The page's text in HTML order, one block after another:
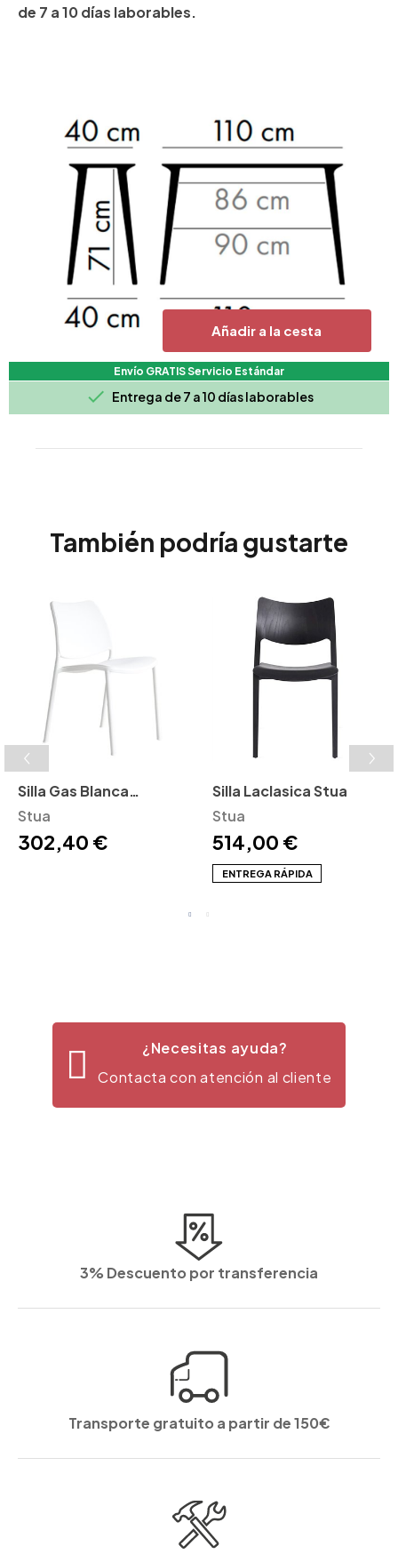
Añadir a la cesta
Envío GRATIS Servicio Estándar
 Entrega de 7 a 10 días laborables
de 7 a 10 días laborables.
También podría gustarte
Silla Gas Blanca
Polipropileno Stua
Stua
302,40 €
Silla Laclasica Stua
Stua
514,00 €
ENTREGA RÁPIDA
¿Necesitas ayuda?
Contacta con atención al cliente
3% Descuento por transferencia
Transporte gratuito a partir de 150€